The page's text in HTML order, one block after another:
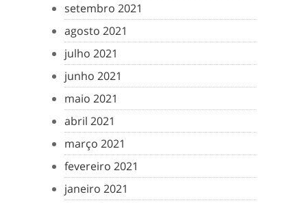
setembro 2021
agosto 2021
julho 2021
junho 2021
maio 2021
abril 2021
março 2021
fevereiro 2021
janeiro 2021